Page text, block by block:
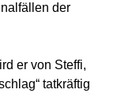
der
er von Steffi,
tatkräftig